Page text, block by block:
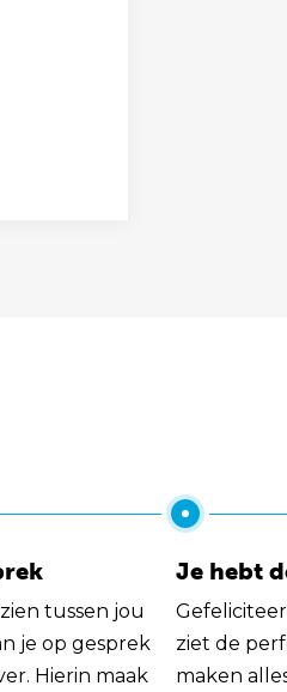
tussen jou
je op gesprek
Hierin maak
Je hebt
ziet de
maken